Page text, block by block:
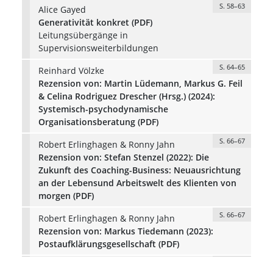
Alice Gayed
S. 58–63
Generativität konkret (PDF)
Leitungsübergänge in
Supervisionsweiterbildungen
Reinhard Völzke
S. 64–65
Rezension von: Martin Lüdemann, Markus G. Feil
& Celina Rodriguez Drescher (Hrsg.) (2024):
Systemisch-psychodynamische
Organisationsberatung (PDF)
Robert Erlinghagen & Ronny Jahn
S. 66–67
Rezension von: Stefan Stenzel (2022): Die
Zukunft des Coaching-Business: Neuausrichtung
an der Lebensund Arbeitswelt des Klienten von
morgen (PDF)
Robert Erlinghagen & Ronny Jahn
S. 66–67
Rezension von: Markus Tiedemann (2023):
Postaufklärungsgesellschaft (PDF)